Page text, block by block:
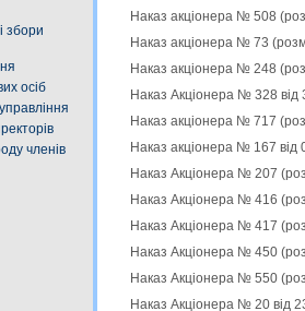
збори
осіб
членів
Наказ акціонера № 508
Наказ акціонера № 73
Наказ акціонера № 248
Наказ Акціонера № 328
Наказ акціонера № 717
Наказ акціонера № 167
Наказ Акціонера № 207
Наказ Акціонера № 416
Наказ Акціонера № 417
Наказ Акціонера № 450
Наказ Акціонера № 550
Наказ Акціонера № 20 від